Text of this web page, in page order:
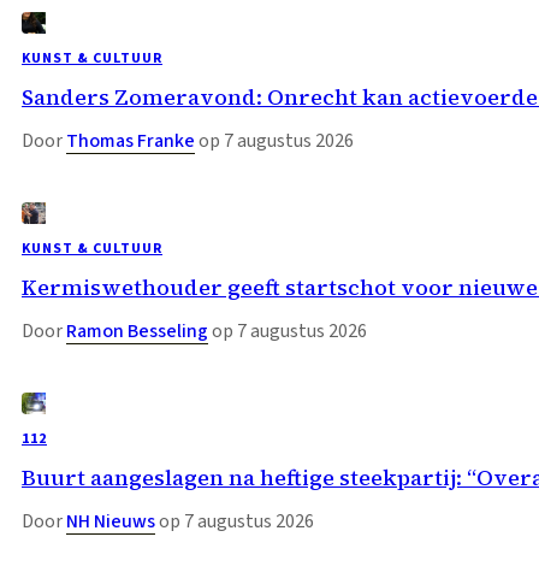
KUNST & CULTUUR
Sanders Zomeravond: Onrecht kan
DoorThomas Frankeop 7 augustus 2026
KUNST & CULTUUR
Kermiswethouder geeft startschot voor
DoorRamon Besselingop 7 augustus 2026
112
Buurt aangeslagen na heftige steekpartij:
DoorNH Nieuwsop 7 augustus 2026